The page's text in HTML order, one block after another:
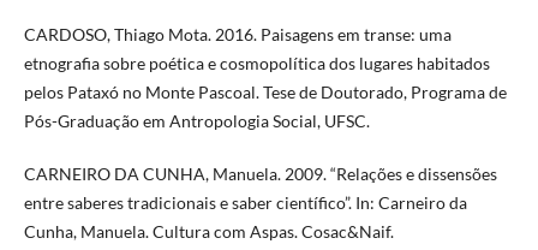
CARDOSO, Thiago Mota. 2016. Paisagens em transe: uma
etnografia sobre poética e cosmopolítica dos lugares habitados
pelos Pataxó no Monte Pascoal. Tese de Doutorado, Programa de
Pós-Graduação em Antropologia Social, UFSC.
CARNEIRO DA CUNHA, Manuela. 2009. “Relações e dissensões
entre saberes tradicionais e saber científico”. In: Carneiro da
Cunha, Manuela. Cultura com Aspas. Cosac&Naif.